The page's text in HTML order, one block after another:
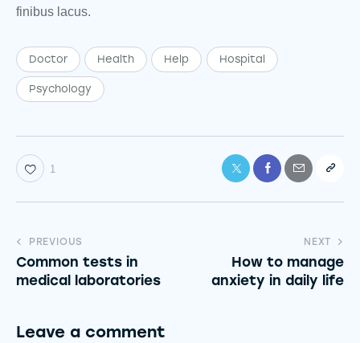
finibus lacus.
Doctor Health Help Hospital
Psychology
1
PREVIOUS
Common tests in
medical laboratories
NEXT
How to manage
anxiety in daily life
Leave a comment